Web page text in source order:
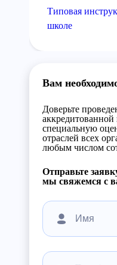
Типовая
школе
Вам
Доверьте
специальную
отраслей всех
любым числом
Отправьте
мы свяжемся с